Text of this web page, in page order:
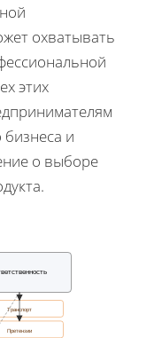
охватывать
этих
и
о выборе
Транспорт
Претензии